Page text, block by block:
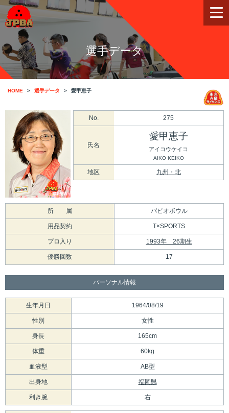
選手データ
HOME 選手データ 愛甲恵子
No. 275
氏名
愛甲恵子
アイコウケイコ
AIKO KEIKO
地区 九州・北
所 属 パピオボウル
用品契約 T×SPORTS
プロ入り 1993年 26期生
優勝回数 17
パーソナル情報
生年月日 1964/08/19
性別 女性
身長 165cm
体重 60kg
血液型 AB型
出身地 福岡県
利き腕 右